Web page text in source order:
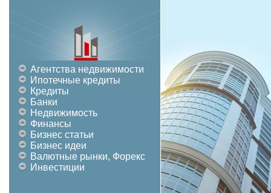
Агентства недвижимости
Ипотечные кредиты
Кредиты
Банки
Недвижимость
Финансы
Бизнес статьи
Бизнес идеи
Валютные рынки, Форекс
Инвестиции